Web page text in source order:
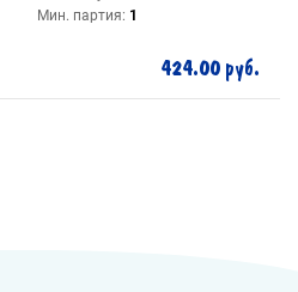
Мин. партия: 1
424.00 руб.